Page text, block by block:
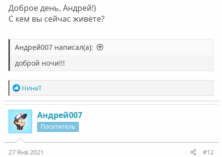
Доброе день, Андрей!)
С кем вы сейчас живёте?
Андрей007 написал(а):
доброй ночи!!!
Р
е
а
к
ц
и
и
:
НинаТ
Андрей007
Посетитель
27 Янв 2021 #12